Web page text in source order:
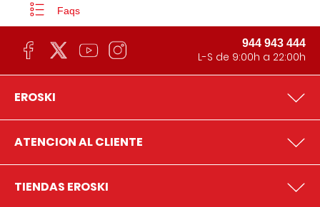
Faqs
944 943 444
L-S de 9:00h a 22:00h
EROSKI
ATENCION AL CLIENTE
TIENDAS EROSKI